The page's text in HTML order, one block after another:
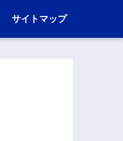
サイトマップ